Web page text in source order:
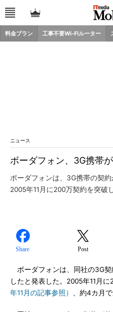
料金プラン 工事不要Wi-Fiルーター
ニュース
ボーダフォン、3G携帯
ボーダフォンは、3G携帯の契
2005年11月に200万契約を突破
Share Post
ボーダフォンは、同社の3G
したと発表した。2005年11月
年11月の記事参照）
、約4カ月